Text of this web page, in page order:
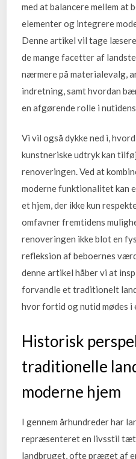
med at balancere mellem at
elementer og integrere
Denne artikel vil tage
de mange facetter af
nærmere på materialevalg,
indretning, samt hvordan
en afgørende rolle i
Vi vil også dykke ned i,
kunstneriske udtryk kan
renoveringen. Ved at
moderne funktionalitet kan
et hjem, der ikke kun
omfavner fremtidens
renoveringen ikke blot en
refleksion af beboernes
denne artikel håber vi at
forvandle et traditionelt
hvor fortid og nutid mødes i
Historisk
traditionelle
moderne hjem
I gennem århundreder har
repræsenteret en livsstil tæt
landbruget, ofte præget af